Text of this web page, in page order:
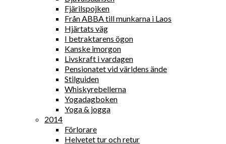
Fjärilspojken
Från ABBA till munkarna i Laos
Hjärtats väg
I betraktarens ögon
Kanske imorgon
Livskraft i vardagen
Pensionatet vid världens ände
Stilguiden
Whiskyrebellerna
Yogadagboken
Yoga & jogga
2014
Förlorare
Helvetet tur och retur